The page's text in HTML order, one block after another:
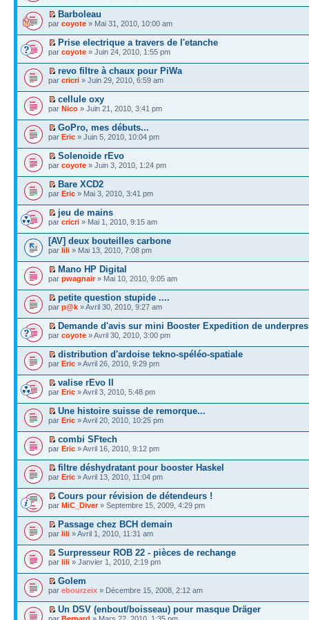
Barboleau
par coyote » Mai 31, 2010, 10:00 am
Prise electrique a travers de l'etanche
par coyote » Juin 24, 2010, 1:55 pm
revo filtre à chaux pour PiWa
par cricri » Juin 29, 2010, 6:59 am
cellule oxy
par Nico » Juin 21, 2010, 3:41 pm
GoPro, mes débuts...
par Eric » Juin 5, 2010, 10:04 pm
Solenoide rEvo
par coyote » Juin 3, 2010, 1:24 pm
Bare XCD2
par Eric » Mai 3, 2010, 3:41 pm
jeu de mains
par cricri » Mai 1, 2010, 9:15 am
[AV] deux bouteilles carbone
par lili » Mai 13, 2010, 7:08 pm
Mano HP Digital
par pwagnair» Mai 10, 2010, 9:05 am
petite question stupide ....
par p@k » Avril 30, 2010, 9:27 am
Demande d'avis sur mini Booster Expedition de
par coyote » Avril 30, 2010, 3:00 pm
distribution d'ardoise tekno-spéléo-spatiale
par Eric » Avril 26, 2010, 9:29 pm
valise rEvo II
par Eric » Avril 3, 2010, 5:48 pm
Une histoire suisse de remorque...
par Eric » Avril 20, 2010, 10:25 pm
combi SFtech
par Eric » Avril 16, 2010, 9:12 pm
filtre déshydratant pour booster Haskel
par Eric » Avril 13, 2010, 11:04 pm
Cours pour révision de détendeurs !
par MiC_Diver» Septembre 15, 2009, 4:29 pm
Passage chez BCH demain
par lili » Avril 1, 2010, 11:31 am
Surpresseur ROB 22 - pièces de rechange
par lili » Janvier 1, 2010, 2:19 pm
Golem
par ebourzeix » Décembre 15, 2008, 2:12 am
Un DSV (enbout/boisseau) pour masque Dräger